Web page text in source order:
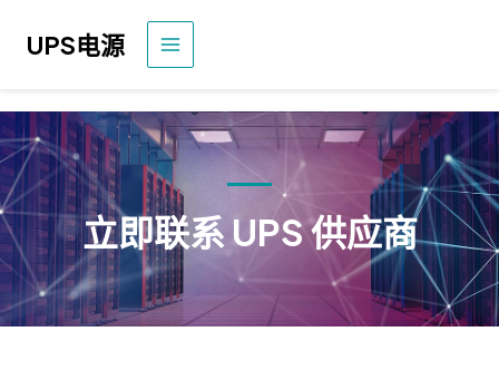
UPS电源
主
菜
单
立即联系 UPS 供应商